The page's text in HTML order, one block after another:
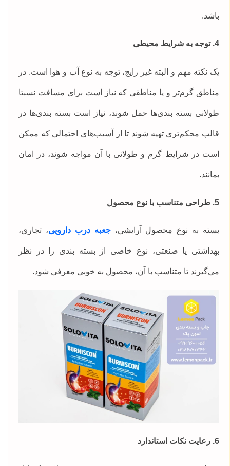
باشد.
4. توجه به شرایط محیطی
یک نکته مهم و البته غیر رایج، توجه به نوع آب و هوا است. در
مناطق گرم‌تر و یا مناطقی که نیاز است برای مسافت نسبتا
طولانی بسته بندی‌ها حمل شوند، نیاز است بسته بندی‌ها در
قالب محکم‌تری تهیه شوند تا از آسیب‌های احتمالی که ممکن
است در شرایط گرم و طولانی با آن مواجه شوند، در امان
بمانند.
5. طراحی متناسب با نوع محصول
بسته به نوع محصول آرایشی،جعبه درب دارویی، تجاری،
بهداشتی یا صنعتی، نوع خاصی از بسته بندی را در نظر
می‌گیرند تا متناسب با آن، محصول به خوبی معرفی شود.
6. رعایت نکات استاندارد